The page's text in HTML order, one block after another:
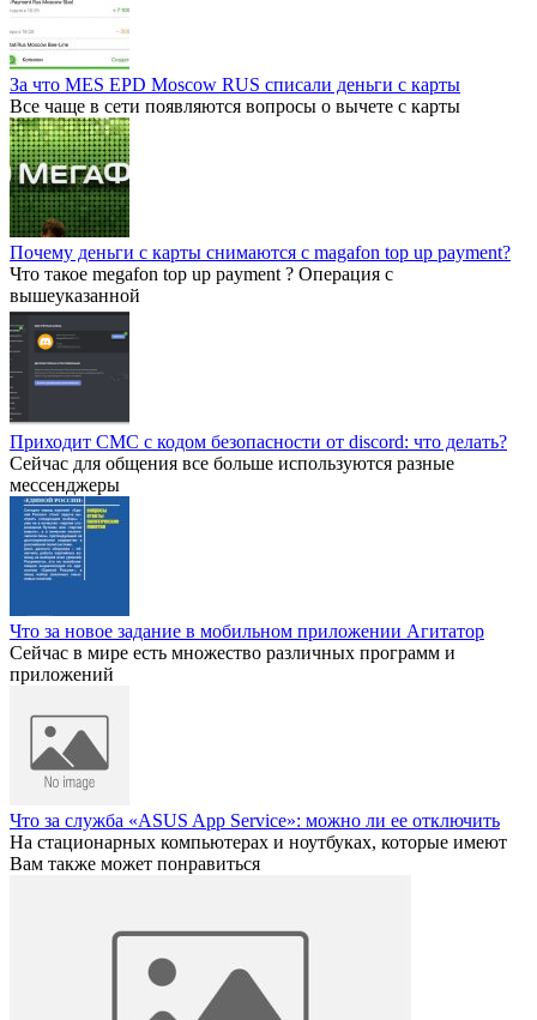
За что MES EPD Moscow RUS списали деньги с карты
Все чаще в сети появляются вопросы о вычете с карты
Почему деньги с карты снимаются с magafon top up payment?
Что такое megafon top up payment ? Операция с
вышеуказанной
Приходит СМС с кодом безопасности от discord: что делать?
Сейчас для общения все больше используются разные
мессенджеры
Что за новое задание в мобильном приложении Агитатор
Сейчас в мире есть множество различных программ и
приложений
Что за служба «ASUS App Service»: можно ли ее отключить
На стационарных компьютерах и ноутбуках, которые имеют
Вам также может понравиться